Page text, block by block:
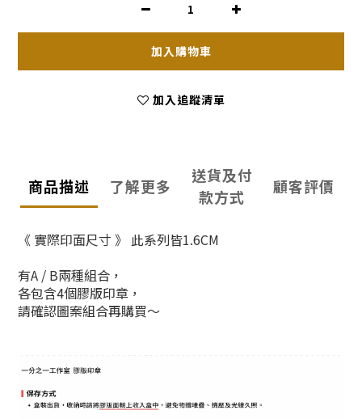
加入購物車
加入追蹤清單
商品描述 了解更多
送貨及付
款方式
顧客評價
《 實際印面尺寸 》 此系列皆1.6CM
有A / B兩種組合，
各包含4個膠版印章，
請確認圖案組合再購買～